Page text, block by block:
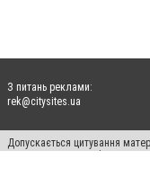
З питань реклами:
rek@citysites.ua
Допускається цитування
пошукових систем